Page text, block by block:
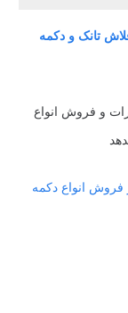
تانک و دکمه
و فروش انواع
فروش انواع دکمه